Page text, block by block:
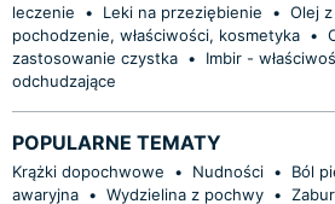
leczenie
• Leki na przeziębienie • Olej
pochodzenie, właściwości, kosmetyka •
zastosowanie czystka •
Imbir -
odchudzające
POPULARNE TEMATY
Krążki dopochwowe • Nudności • Ból
awaryjna • Wydzielina z pochwy •